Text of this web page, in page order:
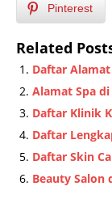
Pinterest
Related
Daftar
Alamat Spa
Daftar Klinik
Daftar
Daftar Skin
Beauty Salon